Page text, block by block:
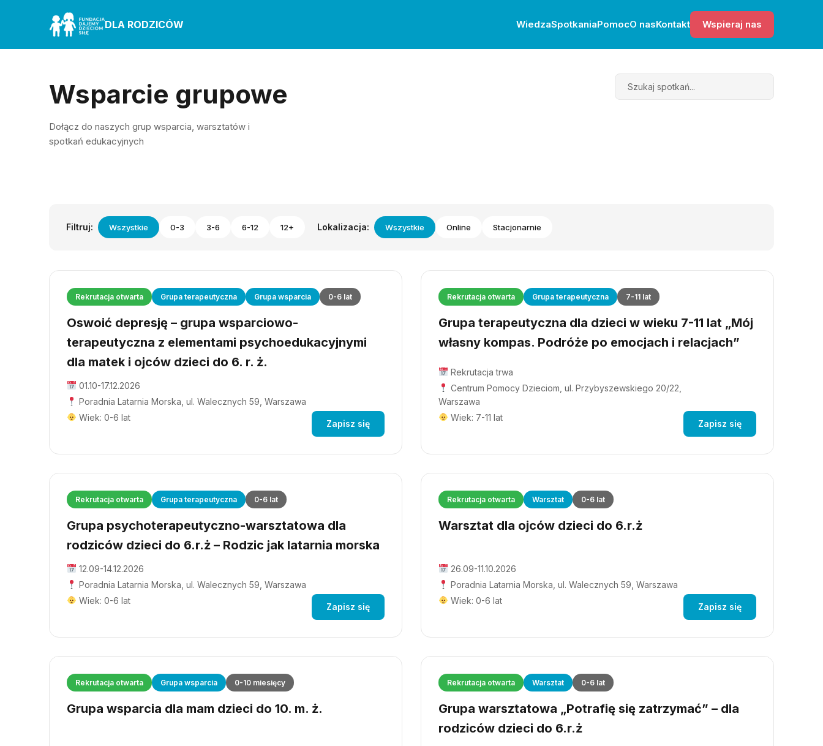
DLA RODZICÓW WiedzaSpotkaniaPomocO nasKontakt Wspieraj nas
Wsparcie grupowe
Dołącz do naszych grup wsparcia, warsztatów i
spotkań edukacyjnych
Search
Filtruj: Wszystkie 0-3 3-6 6-12 12+ Lokalizacja: Wszystkie Online Stacjonarnie
Rekrutacja otwarta Grupa terapeutyczna Grupa wsparcia 0-6 lat
Oswoić depresję – grupa wsparciowo-
terapeutyczna z elementami psychoedukacyjnymi
dla matek i ojców dzieci do 6. r. ż.
01.10-17.12.2026
Poradnia Latarnia Morska, ul. Walecznych 59, Warszawa
Wiek: 0-6 lat
Zapisz się
Rekrutacja otwarta Grupa terapeutyczna 7-11 lat
Grupa terapeutyczna dla dzieci w wieku 7-11 lat „Mój
własny kompas. Podróże po emocjach i relacjach”
Rekrutacja trwa
Centrum Pomocy Dzieciom, ul. Przybyszewskiego 20/22,
Warszawa
Wiek: 7-11 lat
Zapisz się
Rekrutacja otwarta Grupa terapeutyczna 0-6 lat
Grupa psychoterapeutyczno-warsztatowa dla
rodziców dzieci do 6.r.ż – Rodzic jak latarnia morska
12.09-14.12.2026
Poradnia Latarnia Morska, ul. Walecznych 59, Warszawa
Wiek: 0-6 lat
Zapisz się
Rekrutacja otwarta Warsztat 0-6 lat
Warsztat dla ojców dzieci do 6.r.ż
26.09-11.10.2026
Poradnia Latarnia Morska, ul. Walecznych 59, Warszawa
Wiek: 0-6 lat
Zapisz się
Rekrutacja otwarta Grupa wsparcia 0-10 miesięcy
Grupa wsparcia dla mam dzieci do 10. m. ż.
Rekrutacja otwarta Warsztat 0-6 lat
Grupa warsztatowa „Potrafię się zatrzymać” – dla
rodziców dzieci do 6.r.ż